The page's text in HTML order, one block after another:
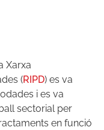
Xarxa
(RIPD) es va
i es va
sectorial per
en funció